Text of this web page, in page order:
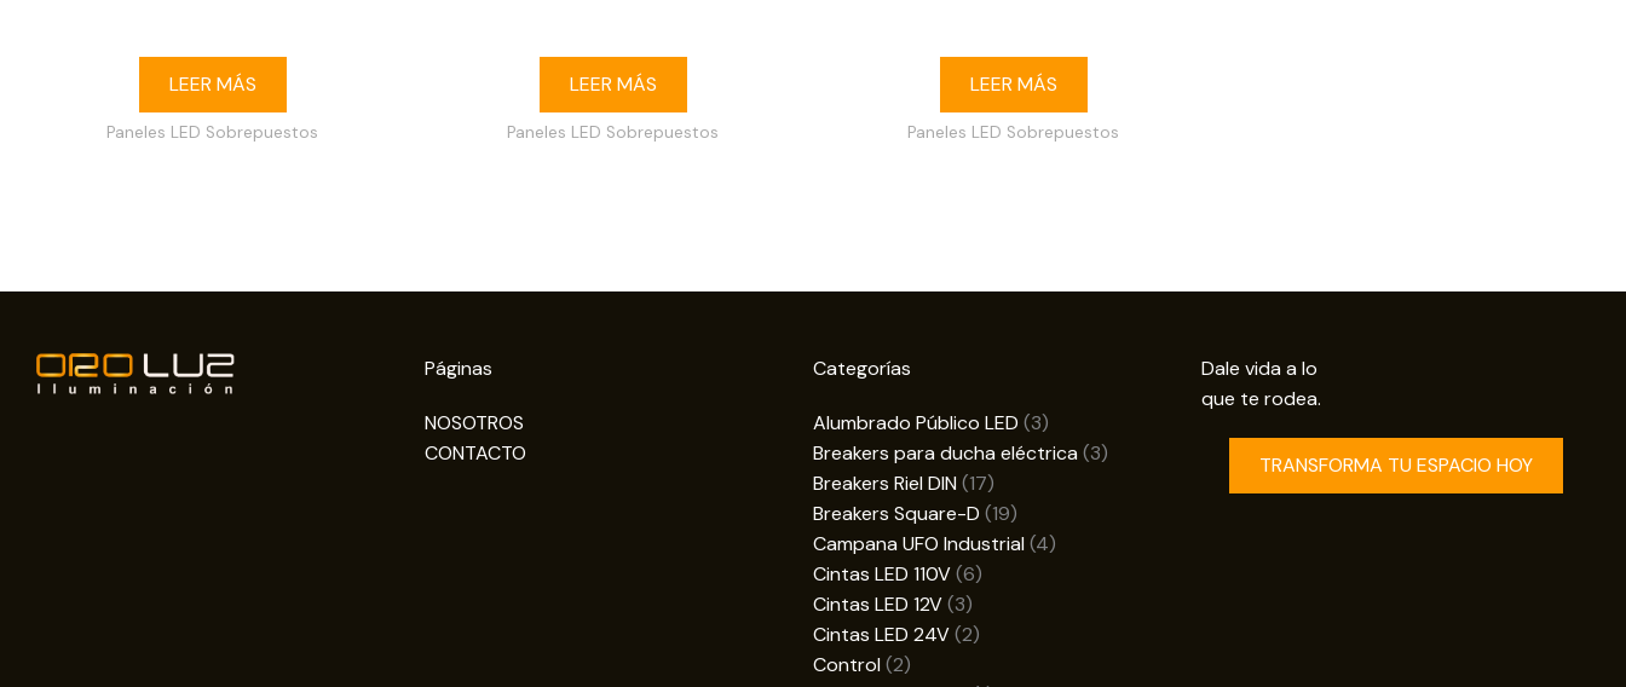
LEER MÁS
Paneles LED Sobrepuestos
LEER MÁS
Paneles LED Sobrepuestos
LEER MÁS
Paneles LED Sobrepuestos
Páginas
NOSOTROS
CONTACTO
Categorías
Alumbrado Público LED 33
productos
Breakers para ducha eléctrica 33
Breakers Riel DIN 1717
productos
Breakers Square-D 1919
productos
Campana UFO Industrial 44
Cintas LED 110V 66
Cintas LED 12V 33
productos
Cintas LED 24V 22
Control 22
Dale vida a lo
que te rodea.
TRANSFORMA TU ESPACIO HOY